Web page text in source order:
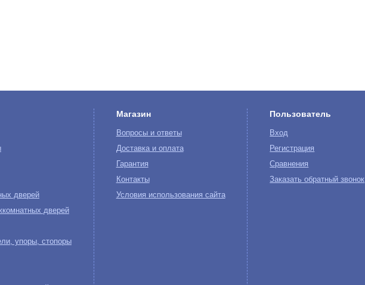
дверей
дверей
упоры, стопоры
Магазин
Вопросы и ответы
Доставка и оплата
Гарантия
Контакты
Условия использования сайта
Пользователь
Вход
Регистрация
Сравнения
Заказать обратный звонок